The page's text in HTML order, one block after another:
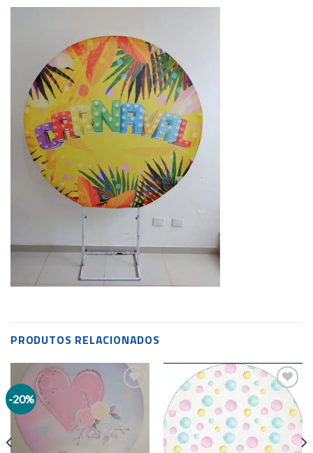
PRODUTOS RELACIONADOS
-20%
Add to
wishlist
Add to
wishlist